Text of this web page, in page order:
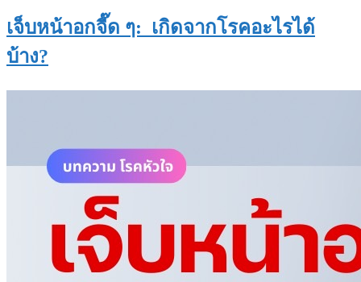
เจ็บหน้าอกจี๊ด ๆ: เกิดจากโรคอะไรได้
บ้าง?